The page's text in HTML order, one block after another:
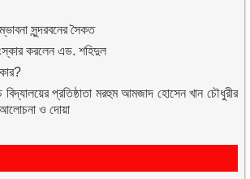
সুন্দরবনের সৈকত
করলেন এড. শহিদুল
প্রতিষ্ঠাতা মরহুম আমজাদ হোসেন খান চৌধুরীর
আলোচনা ও দোয়া